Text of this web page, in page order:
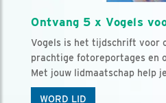
Ontvang 5 x Vogels
Vogels is het tijdschrift voor
prachtige fotoreportages en
Met jouw lidmaatschap help
WORD LID